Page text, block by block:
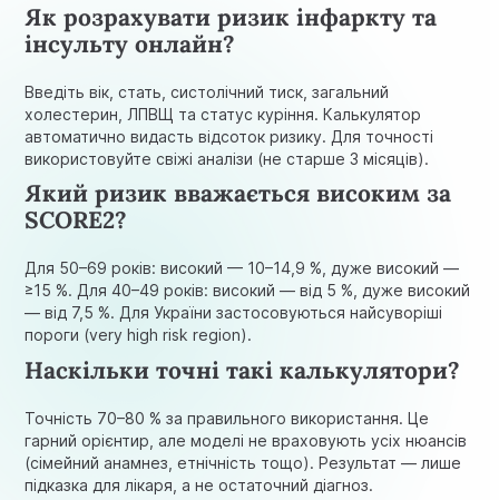
Як розрахувати ризик інфаркту та
інсульту онлайн?
Введіть вік, стать, систолічний тиск, загальний
холестерин, ЛПВЩ та статус куріння. Калькулятор
автоматично видасть відсоток ризику. Для точності
використовуйте свіжі аналізи (не старше 3 місяців).
Який ризик вважається високим за
SCORE2?
Для 50–69 років: високий — 10–14,9 %, дуже високий —
≥15 %. Для 40–49 років: високий — від 5 %, дуже високий
— від 7,5 %. Для України застосовуються найсуворіші
пороги (very high risk region).
Наскільки точні такі калькулятори?
Точність 70–80 % за правильного використання. Це
гарний орієнтир, але моделі не враховують усіх нюансів
(сімейний анамнез, етнічність тощо). Результат — лише
підказка для лікаря, а не остаточний діагноз.